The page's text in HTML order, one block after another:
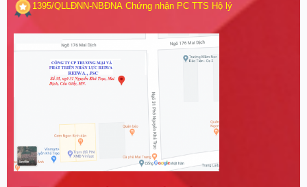
1395/QLLĐNN-NBĐNA Chứng nhận PC TTS Hộ lý